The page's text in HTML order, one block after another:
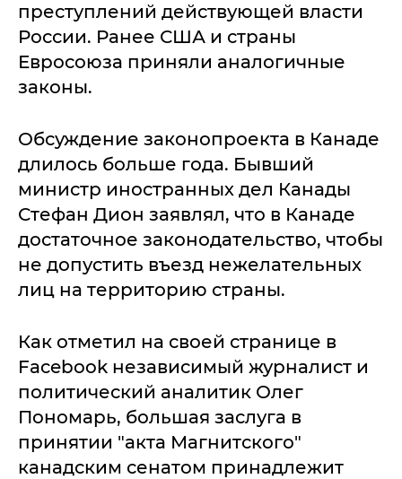
преступлений действующей власти
России. Ранее США и страны
Евросоюза приняли аналогичные
законы.
Обсуждение законопроекта в Канаде
длилось больше года. Бывший
министр иностранных дел Канады
Стефан Дион заявлял, что в Канаде
достаточное законодательство, чтобы
не допустить въезд нежелательных
лиц на территорию страны.
Как отметил на своей странице в
Facebook независимый журналист и
политический аналитик Олег
Пономарь, большая заслуга в
принятии "акта Магнитского"
канадским сенатом принадлежит